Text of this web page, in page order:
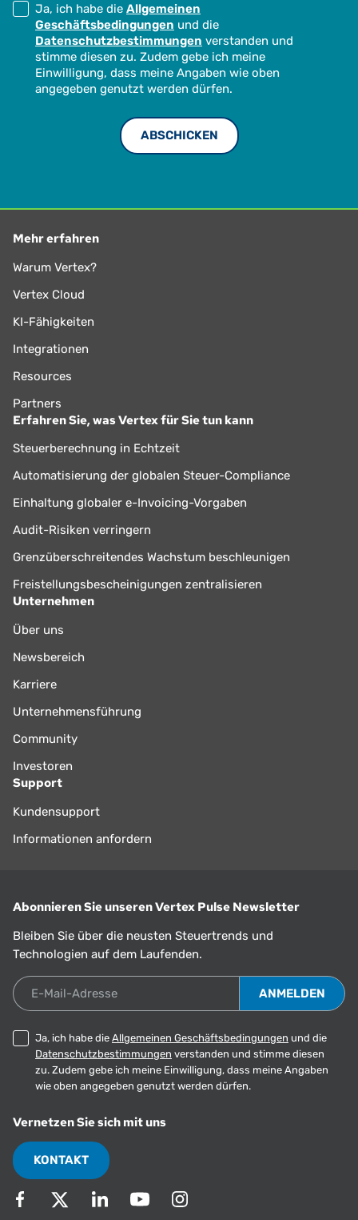
Ja, ich habe die Allgemeinen
Geschäftsbedingungen und die
Datenschutzbestimmungen verstanden und
stimme diesen zu. Zudem gebe ich meine
Einwilligung, dass meine Angaben wie oben
angegeben genutzt werden dürfen.
Mehr erfahren
Warum Vertex?
Vertex Cloud
KI-Fähigkeiten
Integrationen
Resources
Partners
Erfahren Sie, was Vertex für Sie tun kann
Steuerberechnung in Echtzeit
Automatisierung der globalen Steuer-Compliance
Einhaltung globaler e-Invoicing-Vorgaben
Audit-Risiken verringern
Grenzüberschreitendes Wachstum beschleunigen
Freistellungsbescheinigungen zentralisieren
Unternehmen
Über uns
Newsbereich
Karriere
Unternehmensführung
Community
Investoren
Support
Kundensupport
Informationen anfordern
Abonnieren Sie unseren Vertex Pulse Newsletter
Bleiben Sie über die neusten Steuertrends und
Technologien auf dem Laufenden.
E-Mail-Adresse
Ja, ich habe die Allgemeinen Geschäftsbedingungen und die
Datenschutzbestimmungen verstanden und stimme diesen
zu. Zudem gebe ich meine Einwilligung, dass meine Angaben
wie oben angegeben genutzt werden dürfen.
Vernetzen Sie sich mit uns
KONTAKT